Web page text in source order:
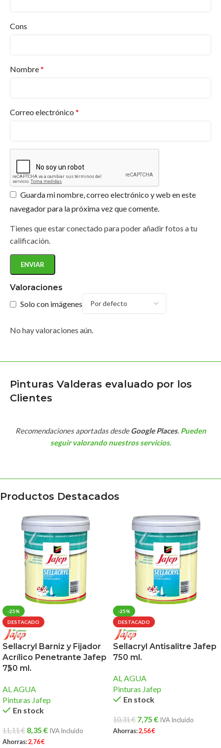
Desde pinturas para interiores y exteriores hasta
barnices, esmaltes, selladores, revestimientos, en
¿Ofrecen asesoramiento para proyectos
¿Los productos de Jafep son respetuosos con
el medio ambiente?
Valoraciones
Solo con imágenes
No hay valoraciones aún.
Cons
Nombre*
Correo electrónico *
Guarda mi nombre, correo electrónico y web en este
navegador para la próxima vez que comente.
Tienes que estar conectado para poder añadir fotos a tu
calificación.
Pinturas Valderas evaluado por los
Clientes
Recomendaciones aportadas desdeGoogle Places. Pueden
seguir valorando nuestros servicios.
Productos Destacados
-25%
DESTACADO
Sellacryl Barniz y Fijador
Acrílico Penetrante Jafep
750 ml.
AL AGUA
Pinturas Jafep
En stock
11,11€ 8,35 € IVA Incluido
Ahorras:2,76€
-25%
DESTACADO
Sellacryl Antisalitre Jafep
750 ml.
AL AGUA
Pinturas Jafep
En stock
10,31€ 7,75 € IVA Incluido
Ahorras:2,56€